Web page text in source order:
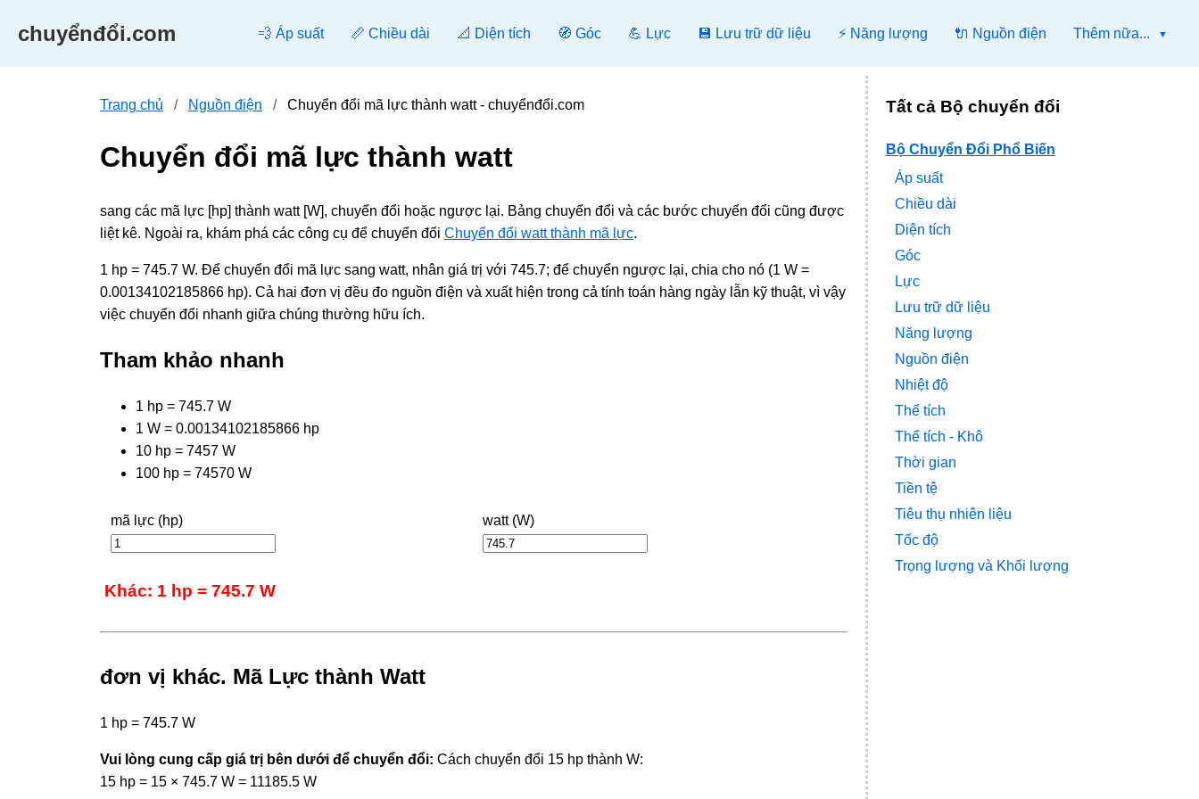
chuyểnđổi.com 💨 Áp suất 📏 Chiều dài 📐 Diện tích 🧭 Góc 💪 Lực 💾 Lưu trữ dữ liệu ⚡ Năng lượng 🔌 Nguồn điện Thêm nữa...
Trang chủ Nguồn điện Chuyển đổi mã lực thành watt - chuyểnđổi.com
Chuyển đổi mã lực thành watt
sang các mã lực [hp] thành watt [W], chuyển đổi hoặc ngược lại. Bảng chuyển đổi và các bước chuyển đổi cũng được
liệt kê. Ngoài ra, khám phá các công cụ để chuyển đổi Chuyển đổi watt thành mã lực.
1 hp = 745.7 W. Để chuyển đổi mã lực sang watt, nhân giá trị với 745.7; để chuyển ngược lại, chia cho nó (1 W =
0.00134102185866 hp). Cả hai đơn vị đều đo nguồn điện và xuất hiện trong cả tính toán hàng ngày lẫn kỹ thuật, vì vậy
việc chuyển đổi nhanh giữa chúng thường hữu ích.
Tham khảo nhanh
1 hp = 745.7 W
1 W = 0.00134102185866 hp
10 hp = 7457 W
100 hp = 74570 W
mã lực (hp) watt (W)
Khác: 1 hp = 745.7 W
đơn vị khác. Mã Lực thành Watt
1 hp = 745.7 W
Vui lòng cung cấp giá trị bên dưới để chuyển đổi: Cách chuyển đổi 15 hp thành W:
15 hp = 15 × 745.7 W = 11185.5 W
Tất cả Bộ chuyển đổi
Bộ Chuyển Đổi Phổ Biến
Áp suất
Chiều dài
Diện tích
Góc
Lực
Lưu trữ dữ liệu
Năng lượng
Nguồn điện
Nhiệt độ
Thể tích
Thể tích - Khô
Thời gian
Tiền tệ
Tiêu thụ nhiên liệu
Tốc độ
Trọng lượng và Khối lượng